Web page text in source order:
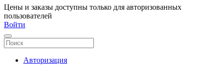
Цены и заказы доступны только для авторизованных
пользователей
Войти
Авторизация